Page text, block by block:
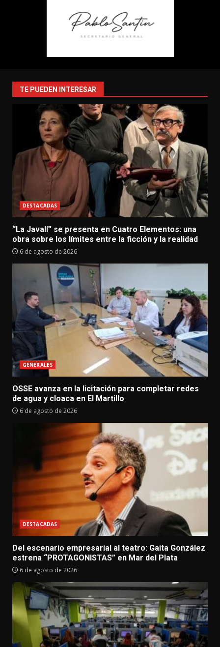
TE PUEDEN INTERESAR
DESTACADAS
“La Javalí” se presenta en Cuatro Elementos: una
obra sobre los límites entre la ficción y la realidad
6 de agosto de 2026
GENERALES
OSSE avanza en la licitación para completar redes
de agua y cloaca en El Martillo
6 de agosto de 2026
DESTACADAS
Del escenario empresarial al teatro: Gaita González
estrena “PROTAGONISTAS” en Mar del Plata
6 de agosto de 2026